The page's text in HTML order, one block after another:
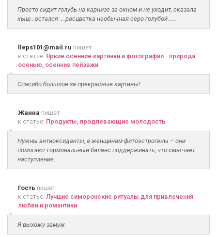
Просто сидит голубь на карнизе за окном и не уходит, сказала
кыш...остался ... расцветка необычная серо-голубой......
lleps101@mail.ru пишет
к статье: Яркие осенние картинки и фотографии - природа
осенью, осенние пейзажи
Спасибо большое за прекрасные картины!
Жанна пишет
к статье: Продукты, продлевающие молодость
Нужны антиоксиданты, а женщинам фитоэстрогены – они
помогают гормональный баланс поддерживать, что смягчает
наступление...
Гость пишет
к статье: Лучшие симоронские ритуалы для привлечения
любви и романтики
Я выхожу замуж